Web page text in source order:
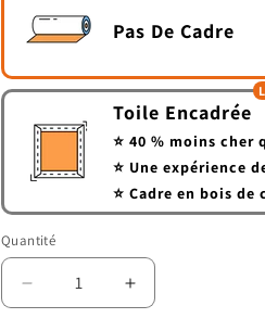
Pas De Cadre
Toile Encadrée
⭐ 40 % moins cher
⭐ Une expérience
⭐ Cadre en bois de
Quantité
Quantité
Réduire
la
Augmenter
la